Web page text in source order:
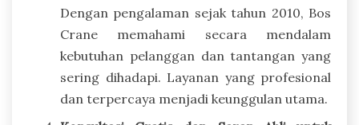
Dengan pengalaman sejak tahun 2010, Bos
Crane memahami secara mendalam
kebutuhan pelanggan dan tantangan yang
sering dihadapi. Layanan yang profesional
dan terpercaya menjadi keunggulan utama.